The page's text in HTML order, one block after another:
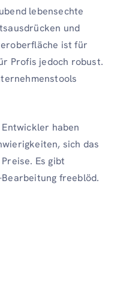
lebensechte
und
ist für
Profis jedoch robust.
haben
sich das
Es gibt
freeblöd.